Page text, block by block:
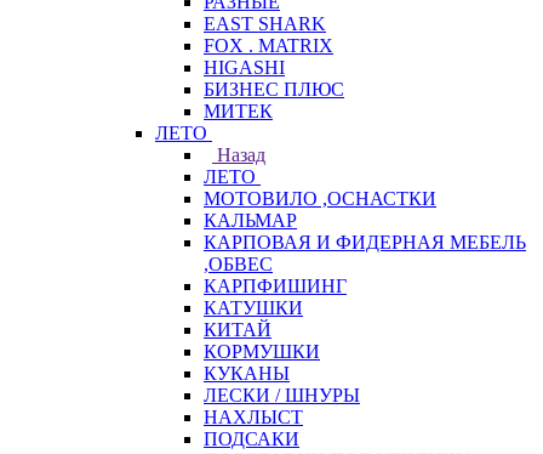
EAST SHARK
FOX . MATRIX
HIGASHI
БИЗНЕС ПЛЮС
МИТЕК
ЛЕТО
Назад
ЛЕТО
МОТОВИЛО ,ОСНАСТКИ
КАЛЬМАР
КАРПОВАЯ И ФИДЕРНАЯ МЕБЕЛЬ
,ОБВЕС
КАРПФИШИНГ
КАТУШКИ
КИТАЙ
КОРМУШКИ
КУКАНЫ
ЛЕСКИ / ШНУРЫ
НАХЛЫСТ
ПОДСАКИ